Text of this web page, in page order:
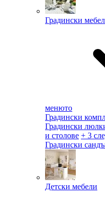
Градински
менюто
Градински
Градински
и столове + 3
Градински
Детски мебели